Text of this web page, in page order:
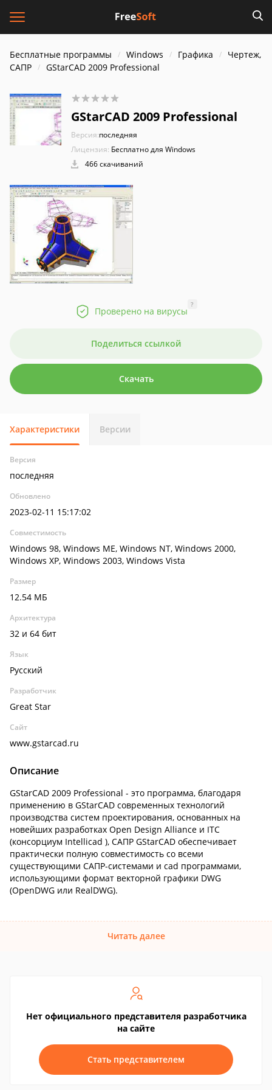
Бесплатные программы Windows Графика
Чертеж,
САПР
GStarCAD 2009 Professional
GStarCAD 2009 Professional
Версия:последняя
Лицензия: Бесплатно для Windows
466 скачиваний
Проверено на вирусы
?
Поделиться ссылкой
Скачать
Характеристики Версии
Версия
последняя
Обновлено
2023-02-11 15:17:02
Совместимость
Windows 98, Windows ME, Windows NT, Windows 2000,
Windows XP, Windows 2003, Windows Vista
Размер
12.54 МБ
Архитектура
32 и 64 бит
Язык
Русский
Разработчик
Great Star
Сайт
www.gstarcad.ru
Описание
GStarCAD 2009 Professional - это программа, благодаря
применению в GStarCAD современных технологий
производства систем проектирования, основанных на
новейших разработках Open Design Alliance и ITC
(консорциум Intellicad ), САПР GStarCAD обеспечивает
практически полную совместимость со всеми
существующими САПР-системами и cad программами,
использующими формат векторной графики DWG
(OpenDWG или RealDWG).
Читать далее
Нет официального представителя разработчика
на сайте
Стать представителем